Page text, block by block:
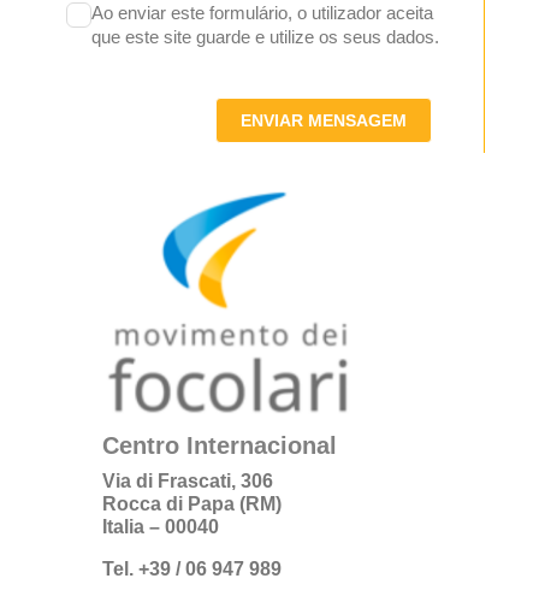
Ao enviar este formulário, o utilizador aceita
que este site guarde e utilize os seus dados.
ENVIAR MENSAGEM
Centro Internacional
Via di Frascati, 306
Rocca di Papa (RM)
Italia – 00040
Tel. +39 / 06 947 989